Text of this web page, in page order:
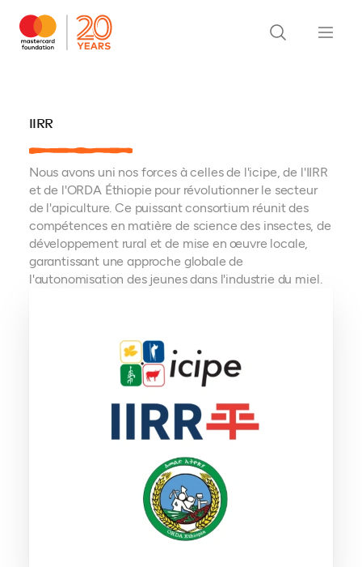
IIRR
Nous avons uni nos forces à celles de l'icipe, de l'IIRR
et de l'ORDA Éthiopie pour révolutionner le secteur
de l'apiculture. Ce puissant consortium réunit des
compétences en matière de science des insectes, de
développement rural et de mise en œuvre locale,
garantissant une approche globale de
l'autonomisation des jeunes dans l'industrie du miel.